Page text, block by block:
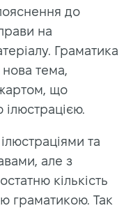
до
на
Граматика
тема,
що
та
але з
кількість
граматикою. Так